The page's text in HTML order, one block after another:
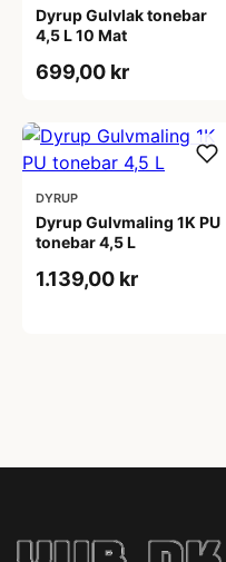
Dyrup Gulvlak tonebar
4,5 L 10 Mat
699,00 kr
DYRUP
Dyrup Gulvmaling 1K PU
tonebar 4,5 L
1.139,00 kr